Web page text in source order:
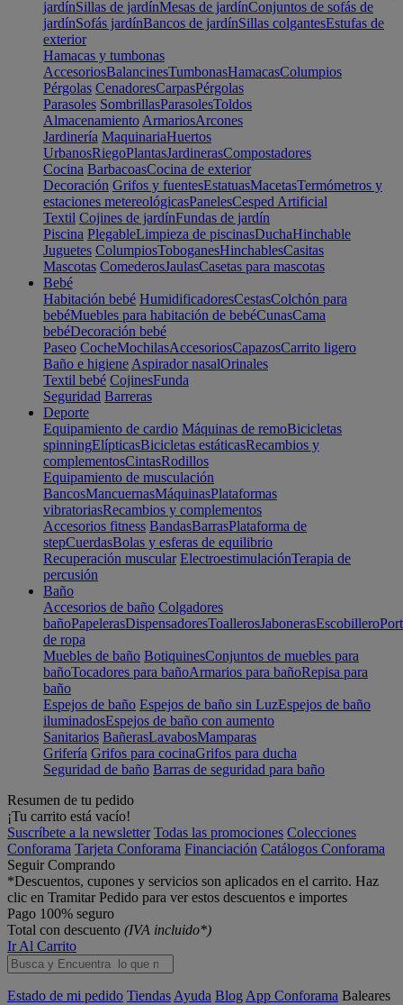
jardínSillas de jardínMesas de jardínConjuntos de sofás de
jardínSofás jardínBancos de jardínSillas colgantesEstufas de
exterior
Hamacas y tumbonas
AccesoriosBalancinesTumbonasHamacasColumpios
Pérgolas CenadoresCarpasPérgolas
Parasoles SombrillasParasolesToldos
Almacenamiento ArmariosArcones
Jardinería MaquinariaHuertos
UrbanosRiegoPlantasJardinerasCompostadores
Cocina BarbacoasCocina de exterior
Decoración Grifos y fuentesEstatuasMacetasTermómetros y
estaciones metereológicasPanelesCesped Artificial
Textil Cojines de jardínFundas de jardín
Piscina PlegableLimpieza de piscinasDuchaHinchable
Juguetes ColumpiosToboganesHinchablesCasitas
Mascotas ComederosJaulasCasetas para mascotas
Bebé
Habitación bebé HumidificadoresCestasColchón para
bebéMuebles para habitación de bebéCunasCama
bebéDecoración bebé
Paseo CocheMochilasAccesoriosCapazosCarrito ligero
Baño e higiene Aspirador nasalOrinales
Textil bebé CojinesFunda
Seguridad Barreras
Deporte
Equipamiento de cardio Máquinas de remoBicicletas
spinningElípticasBicicletas estáticasRecambios y
complementosCintasRodillos
Equipamiento de musculación
BancosMancuernasMáquinasPlataformas
vibratoriasRecambios y complementos
Accesorios fitness BandasBarrasPlataforma de
stepCuerdasBolas y esferas de equilibrio
Recuperación muscular ElectroestimulaciónTerapia de
percusión
Baño
Accesorios de baño Colgadores
bañoPapelerasDispensadoresToallerosJabonerasEscobillero
de ropa
Muebles de baño BotiquinesConjuntos de muebles para
bañoTocadores para bañoArmarios para bañoRepisa para
baño
Espejos de baño Espejos de baño sin LuzEspejos de baño
iluminadosEspejos de baño con aumento
Sanitarios BañerasLavabosMamparas
Grifería Grifos para cocinaGrifos para ducha
Seguridad de baño Barras de seguridad para baño
Resumen de tu pedido
¡Tu carrito está vacío!
Suscríbete a la newsletter Todas las promociones Colecciones
Conforama Tarjeta Conforama Financiación Catálogos Conforama
Seguir Comprando
*Descuentos, cupones y servicios son aplicados en el carrito. Haz
clic en Tramitar Pedido para ver estos descuentos e importes
Pago 100% seguro
Total con descuento (IVA incluido*)
Ir Al Carrito
Estado de mi pedido Tiendas Ayuda Blog App Conforama Baleares